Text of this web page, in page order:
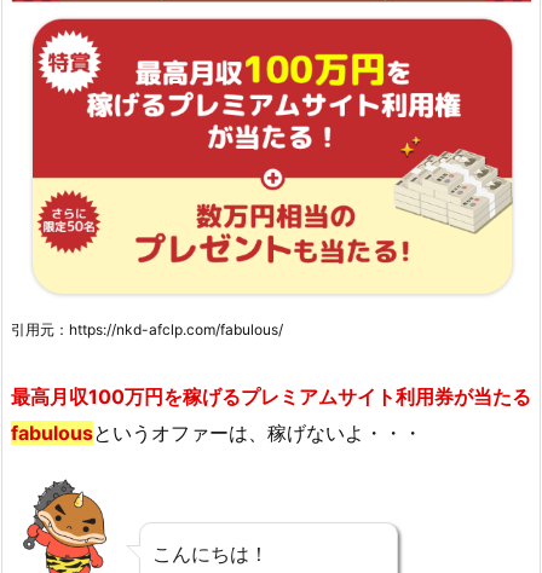
引用元：https://nkd-afclp.com/fabulous/
最高月収100万円を稼げるプレミアムサイト利用券が当たる
fabulousというオファーは、稼げないよ・・・
こんにちは！